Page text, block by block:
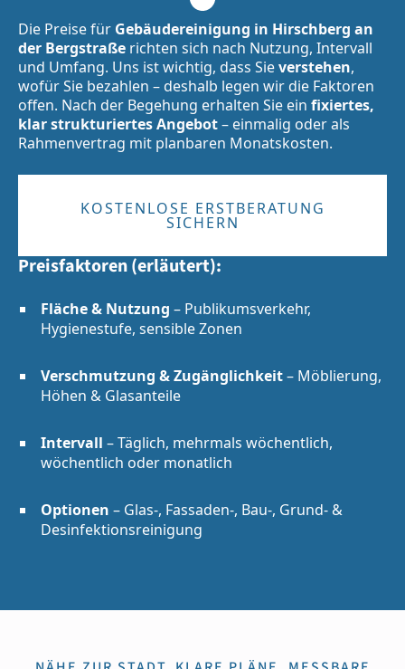
Die Preise für Gebäudereinigung in Hirschberg an
der Bergstraße richten sich nach Nutzung, Intervall
und Umfang. Uns ist wichtig, dass Sieverstehen,
wofür Sie bezahlen – deshalb legen wir die Faktoren
offen. Nach der Begehung erhalten Sie ein fixiertes,
klar strukturiertes Angebot– einmalig oder als
Rahmenvertrag mit planbaren Monatskosten.
KOSTENLOSE ERSTBERATUNG
SICHERN
Preisfaktoren (erläutert):
Fläche & Nutzung – Publikumsverkehr,
Hygienestufe, sensible Zonen
Verschmutzung & Zugänglichkeit– Möblierung,
Höhen & Glasanteile
Intervall – Täglich, mehrmals wöchentlich,
wöchentlich oder monatlich
Optionen – Glas-, Fassaden-, Bau-, Grund- &
Desinfektionsreinigung